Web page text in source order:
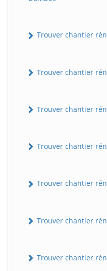
Trouver chantier
Trouver chantier
Trouver chantier
Trouver chantier
Trouver chantier
Trouver chantier
Trouver chantier